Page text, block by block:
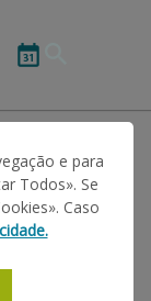
e para
Todos». Se
Caso